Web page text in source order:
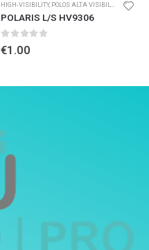
HIGH-VISIBILITY, POLOS ALTA VISIBILIDAD
POLARIS L/S HV9306
0out of 5
€1.00